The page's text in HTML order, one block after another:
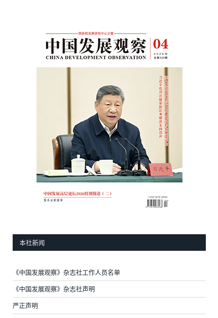
本社新闻
《中国发展观察》杂志社工作人员名单
《中国发展观察》杂志社声明
严正声明